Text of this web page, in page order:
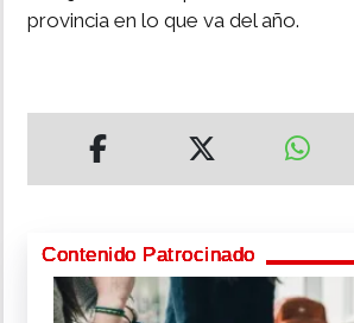
provincia en lo que va del año.
Contenido Patrocinado